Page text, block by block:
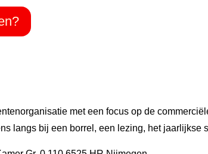
met een focus op de
langs bij een borrel, een lezing, het